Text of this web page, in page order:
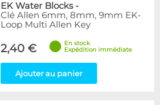
EK Water Blocks-
Clé Allen 6mm, 8mm, 9mm EK-
Loop Multi Allen Key
2,40 €
En stock
Expédition immédiate
Ajouter au panier